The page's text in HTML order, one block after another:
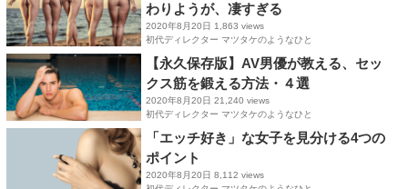
わりようが、凄すぎる
2020年8月20日 1,863 views
初代ディレクター マツタケのようなひと
【永久保存版】AV男優が教える、セッ
クス筋を鍛える方法・４選
2020年8月20日 21,240 views
初代ディレクター マツタケのようなひと
「エッチ好き」な女子を見分ける4つの
ポイント
2020年8月20日 8,112 views